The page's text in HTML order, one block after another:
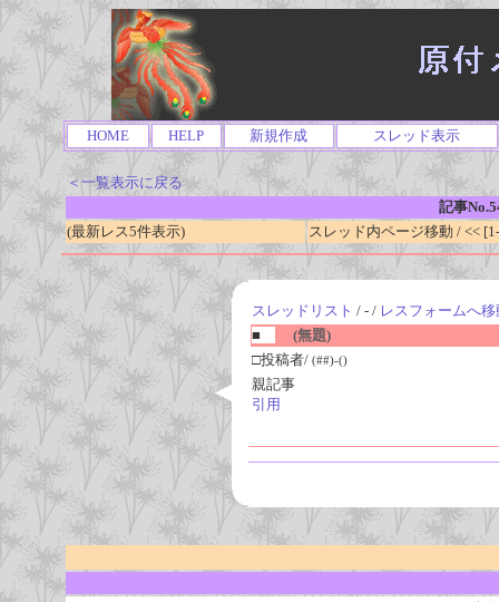
HOME HELP 新規作成 スレッド表示
＜一覧表示に戻る
記事
(最新レス5件表示)
スレッド内ページ移動 / <<
スレッドリスト / - / レスフォームへ移
■
(無題)
□投稿者/ (##)-()
親記事
引用